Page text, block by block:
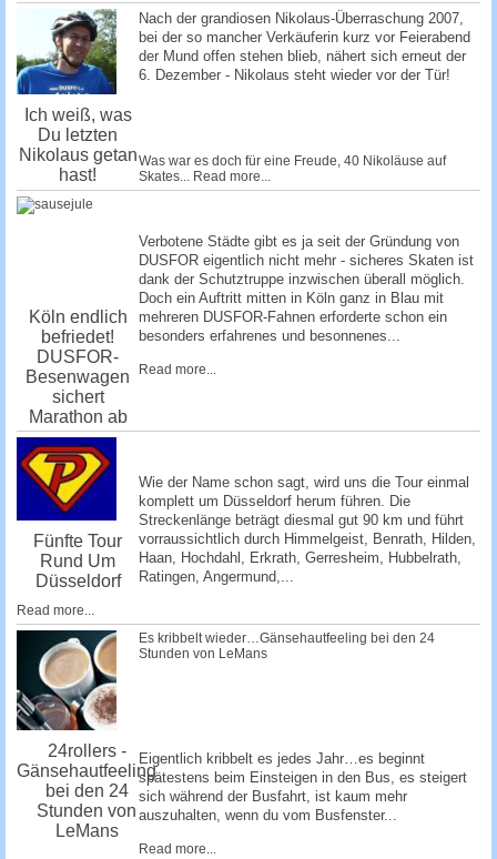
Ich weiß, was
Du letzten
Nikolaus getan
hast!
Nach der grandiosen Nikolaus-Überraschung 2007,
bei der so mancher Verkäuferin kurz vor Feierabend
der Mund offen stehen blieb, nähert sich erneut der
6. Dezember - Nikolaus steht wieder vor der Tür!
Was war es doch für eine Freude, 40 Nikoläuse auf
Skates... Read more...
Köln endlich
befriedet!
DUSFOR-
Besenwagen
sichert
Marathon ab
Verbotene Städte gibt es ja seit der Gründung von
DUSFOR eigentlich nicht mehr - sicheres Skaten ist
dank der Schutztruppe inzwischen überall möglich.
Doch ein Auftritt mitten in Köln ganz in Blau mit
mehreren DUSFOR-Fahnen erforderte schon ein
besonders erfahrenes und besonnenes...
Read more...
Fünfte Tour
Rund Um
Düsseldorf
Wie der Name schon sagt, wird uns die Tour einmal
komplett um Düsseldorf herum führen. Die
Streckenlänge beträgt diesmal gut 90 km und führt
vorraussichtlich durch Himmelgeist, Benrath, Hilden,
Haan, Hochdahl, Erkrath, Gerresheim, Hubbelrath,
Ratingen, Angermund,...
Read more...
24rollers -
Gänsehautfeeling
bei den 24
Stunden von
LeMans
Es kribbelt wieder…Gänsehautfeeling bei den 24
Stunden von LeMans
Eigentlich kribbelt es jedes Jahr…es beginnt
spätestens beim Einsteigen in den Bus, es steigert
sich während der Busfahrt, ist kaum mehr
auszuhalten, wenn du vom Busfenster...
Read more...